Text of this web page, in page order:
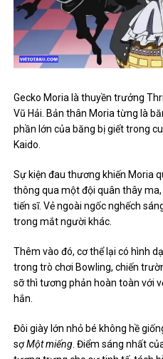
Gecko Moria là thuyền trưởng
Vũ Hải. Bản thân Moria từng là
phần lớn của băng bị giết trong
Kaido.
Sự kiện đau thương khiến Moria
thông qua một đội quân thây
tiến sĩ. Vẻ ngoài ngốc nghếch
trong mắt người khác.
Thêm vào đó, cơ thể lại có hình
trong trò chơi Bowling, chiến
sỡ thì tương phản hoàn toàn với
hắn.
Đôi giày lớn nhỏ bé không hề
sợMột miếng . Điểm sáng nhất